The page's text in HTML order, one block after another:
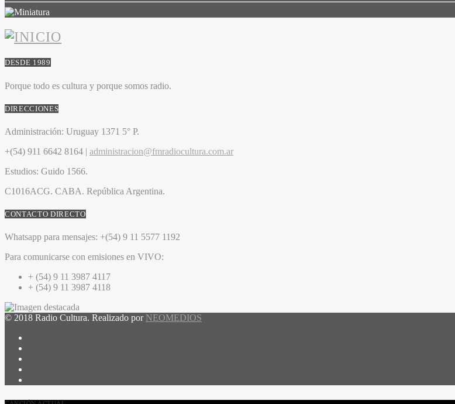
DESDE 1989
Porque todo es cultura y porque somos radio.
DIRECCIONES
Administración: Uruguay 1371 5° P.
+(54) 911 6642 8164 | administracion@fmradiocultura.com.ar
Estudios: Guido 1566.
C1016ACG. CABA. República Argentina.
CONTACTO DIRECTO
Whatsapp para mensajes: +(54) 9 11 5577 1192
Para comunicarse con emisiones en VIVO:
+ (54) 9 11 3987 4117
+ (54) 9 11 3987 4118
© 2018 Radio Cultura. Realizado por NEOMEDIOS